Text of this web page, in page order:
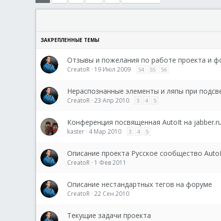
Отзывы и пожелания по работе проекта и
CreatoR 19 Июл 2009 54 55 56
Нераспознанные элементы и ляпы при
CreatoR 23 Апр 2010 3 4 5
Конференция посвященная AutoIt на jabber.ru
kaster 4 Мар 2010 3 4 5
Описание проекта Русское сообщество
CreatoR 1 Фев 2011
Описание нестандартных тегов на форуме
CreatoR 22 Сен 2010
Текущие задачи проекта